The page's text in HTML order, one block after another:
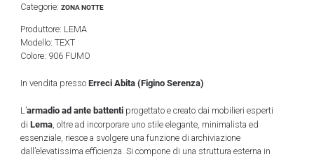
Categorie: ZONA NOTTE
Produttore: LEMA
Modello: TEXT
Colore: 906 FUMO
In vendita presso Erreci Abita (Figino Serenza)
L’armadio ad ante battenti progettato e creato dai mobilieri esperti
di Lema, oltre ad incorporare uno stile elegante, minimalista ed
essenziale, riesce a svolgere una funzione di archiviazione
dall’elevatissima efficienza. Si compone di una struttura esterna in